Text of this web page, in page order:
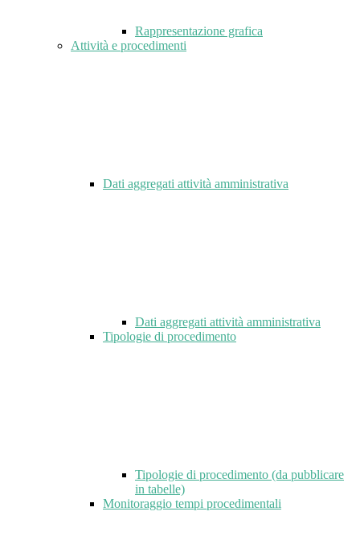
Rappresentazione grafica
Attività e procedimenti
Dati aggregati attività amministrativa
Dati aggregati attività amministrativa
Tipologie di procedimento
Tipologie di procedimento (da pubblicare
in tabelle)
Monitoraggio tempi procedimentali